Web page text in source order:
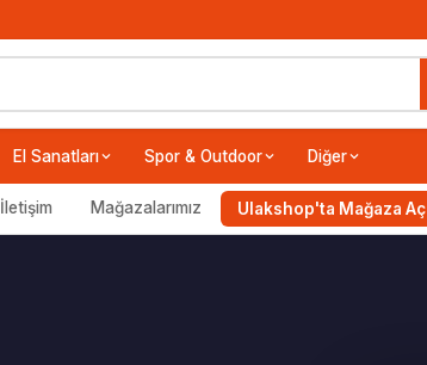
El Sanatları Spor & Outdoor Diğer
İletişim Mağazalarımız Ulakshop'ta Mağaza Aç